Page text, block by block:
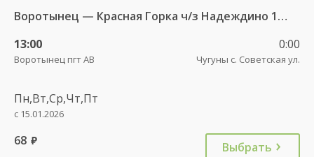
Воротынец — Красная Горка ч/з Надеждино 103
13:00
Воротынец пгт АВ
0:00
Чугуны с. Советская ул.
Пн,Вт,Ср,Чт,Пт
с 15.01.2026
68 руб. Выбрать